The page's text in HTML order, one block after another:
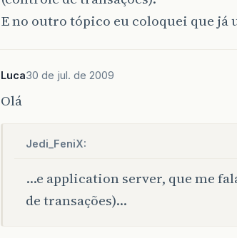
E no outro tópico eu coloquei que já
Luca30 de jul. de 2009
Olá
Jedi_FeniX:
…e application server, que me
de transações)…